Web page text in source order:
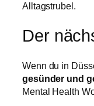
Alltagstrubel.
Der
Wenn du in
gesünder und
Mental Health